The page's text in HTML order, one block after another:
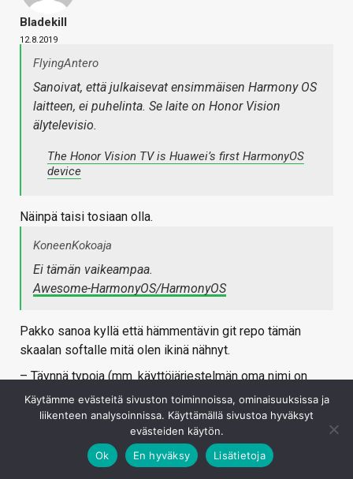
Bladekill
12.8.2019
FlyingAntero
Sanoivat, että julkaisevat ensimmäisen Harmony OS
laitteen, ei puhelinta. Se laite on Honor Vision
älytelevisio.
The Honor Vision TV is Huawei’s first HarmonyOS
device
Näinpä taisi tosiaan olla.
KoneenKokoaja
Ei tämän vaikeampaa.
Awesome-HarmonyOS/HarmonyOS
Pakko sanoa kyllä että hämmentävin git repo tämän
skaalan softalle mitä olen ikinä nähnyt.
– Täynnä typoja (mm. käyttöjärjestelmän oma nimi on
typotettu useamman kerran)
– Commit historia puuttuu täysin.
– Ei lisenssiä eli ts. kukaan ei pysty tätä käyttämään
– Mutta muistivat kuitenkin laittaa awesome-arskat
Käytämme evästeitä sivuston toiminnoissa, ominaisuuksissa ja
liikenteen analysoinnissa. Käyttämällä sivustoa hyväksyt
evästeiden käytön.
Ok
En hyväksy Lisätietoja